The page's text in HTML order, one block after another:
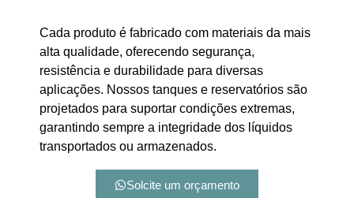
Cada produto é fabricado com materiais da mais
alta qualidade, oferecendo segurança,
resistência e durabilidade para diversas
aplicações. Nossos tanques e reservatórios são
projetados para suportar condições extremas,
garantindo sempre a integridade dos líquidos
transportados ou armazenados.
Solcite um orçamento